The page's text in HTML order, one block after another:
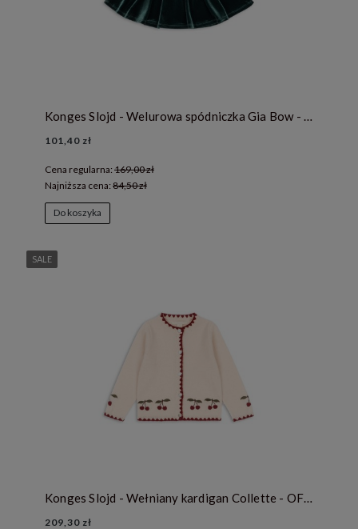
Konges Slojd - Welurowa spódniczka Gia Bow - PINE GROVE
101,40 zł
Cena regularna: 169,00 zł
Najniższa cena: 84,50 zł
Do koszyka
Konges Slojd - Wełniany kardigan Collette - OFF WHITE
209,30 zł
SALE